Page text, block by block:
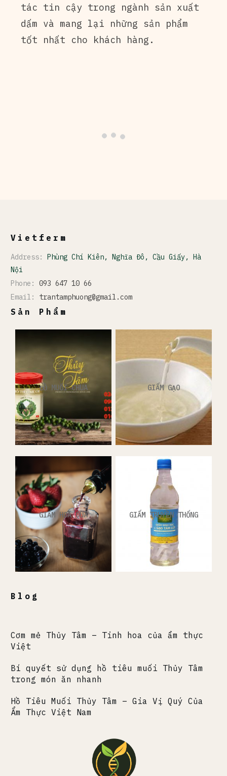
tác tin cậy trong ngành sản xuất
dấm và mang lại những sản phẩm
tốt nhất cho khách hàng.
Vietferm
Address: Phùng Chí Kiên, Nghĩa Đô, Cầu Giấy, Hà
Nội
Phone: 093 647 10 66
Email: trantamphuong@gmail.com
Sản Phẩm
ĐỒ MUỐI CHUA GIẤM GẠO
GIẤM HOA QUẢ GIẤM TRUYỀN THỐNG
Blog
Cơm mẻ Thủy Tâm – Tinh hoa của ẩm thực
Việt
Bí quyết sử dụng hồ tiêu muối Thủy Tâm
trong món ăn nhanh
Hồ Tiêu Muối Thủy Tâm – Gia Vị Quý Của
Ẩm Thực Việt Nam